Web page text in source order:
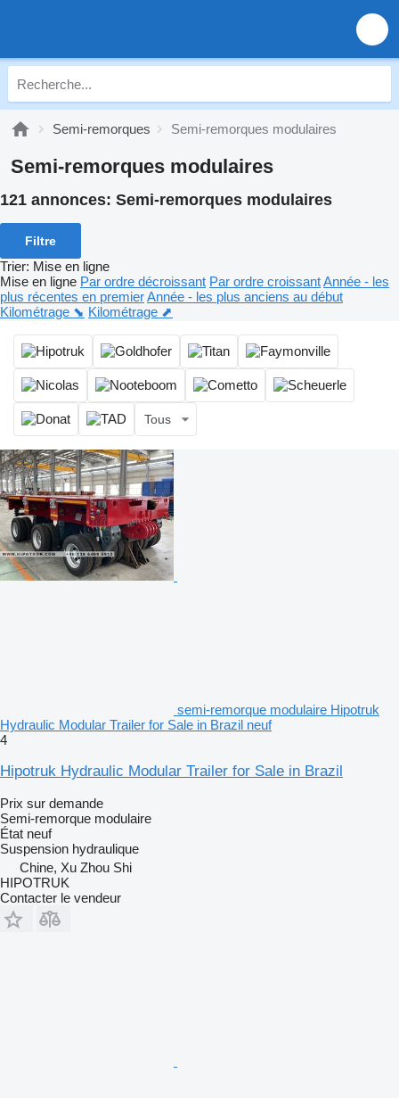
Semi-remorques Semi-remorques modulaires
Semi-remorques modulaires
121 annonces: Semi-remorques modulaires
Filtre
Trier: Mise en ligne
Mise en ligne Par ordre décroissant Par ordre croissantAnnée - les
plus récentes en premierAnnée - les plus anciens au début
Kilométrage ⬊ Kilométrage ⬈
Tous
semi-remorque modulaire Hipotruk
Hydraulic Modular Trailer for Sale in Brazil neuf
4
Hipotruk Hydraulic Modular Trailer for Sale in Brazil
Prix sur demande
Semi-remorque modulaire
État neuf
Suspension hydraulique
Chine, Xu Zhou Shi
HIPOTRUK
Contacter le vendeur